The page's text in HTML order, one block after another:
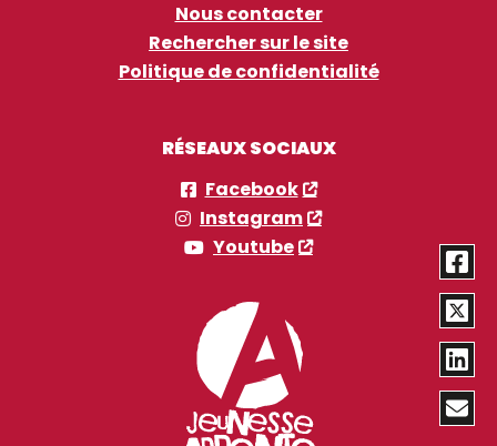
Nous contacter
Rechercher sur le site
Politique de confidentialité
RÉSEAUX SOCIAUX
Facebook
Instagram
Youtube